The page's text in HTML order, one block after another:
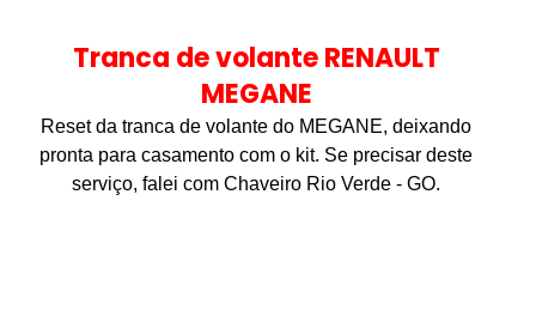
Tranca de volante RENAULT
MEGANE
Reset da tranca de volante do MEGANE, deixando
pronta para casamento com o kit. Se precisar deste
serviço, falei com Chaveiro Rio Verde - GO.